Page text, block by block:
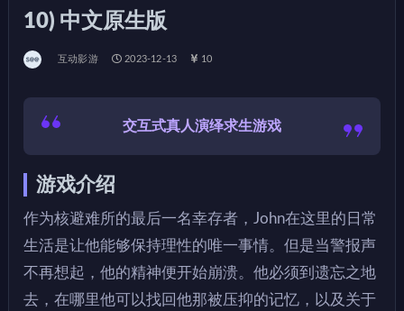
10) 中文原生版
互动影游 2023-12-13 10
交互式真人演绎求生游戏
游戏介绍
作为核避难所的最后一名幸存者，John在这里的日常
生活是让他能够保持理性的唯一事情。但是当警报声
不再想起，他的精神便开始崩溃。他必须到遗忘之地
去，在哪里他可以找回他那被压抑的记忆，以及关于